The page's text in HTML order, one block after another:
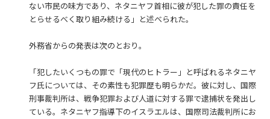
ない市民の味方であり、ネタニヤフ首相に彼が犯した罪の責任を
とらせるべく取り組み続ける」と述べられた。
外務省からの発表は次のとおり。
「犯したいくつもの罪で「現代のヒトラー」と呼ばれるネタニヤ
フ氏については、その素性も犯罪歴も明らかだ。彼に対し、国際
刑事裁判所は、戦争犯罪および人道に対する罪で逮捕状を発出し
ている。ネタニヤフ指導下のイスラエルは、国際司法裁判所にお